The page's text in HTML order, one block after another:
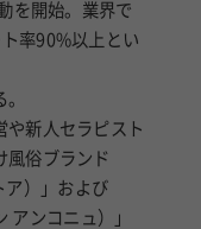
を開始。業界で
率90%以上とい
や新人セラピスト
風俗ブランド
）」および
ンコニュ）」